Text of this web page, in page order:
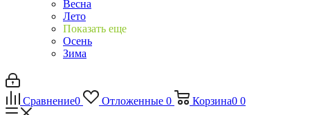
Весна
Лето
Показать еще
Осень
Зима
Сравнение0 Отложенные 0 Корзина0 0